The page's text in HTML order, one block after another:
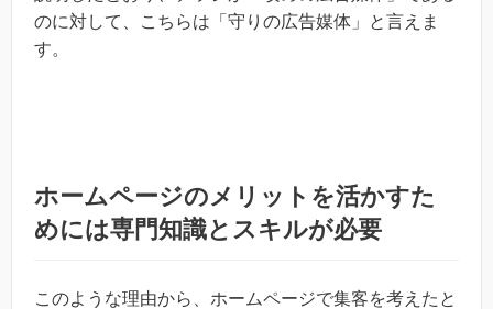
のに対して、こちらは「守りの広告媒体」と言えま
す。
ホームページのメリットを活かすた
めには専門知識とスキルが必要
このような理由から、ホームページで集客を考えたと